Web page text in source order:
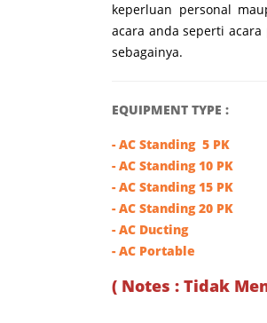
keperluan personal
acara anda seperti
sebagainya.
EQUIPMENT TYPE :
- AC Standing 5 PK
- AC Standing10 PK
-AC Standing15 PK
-AC Standing20 PK
- AC Ducting
-AC Portable
( Notes : Tidak